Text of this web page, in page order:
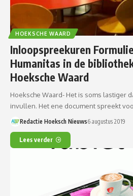
HOEKSCHE WAARD
Inloopspreekuren
Humanitas in de
Hoeksche Waard
Hoeksche Waard- Het is soms lastiger
invullen. Het ene document spreekt
Redactie Hoeksch Nieuws6 augustus 2019
Lees verder